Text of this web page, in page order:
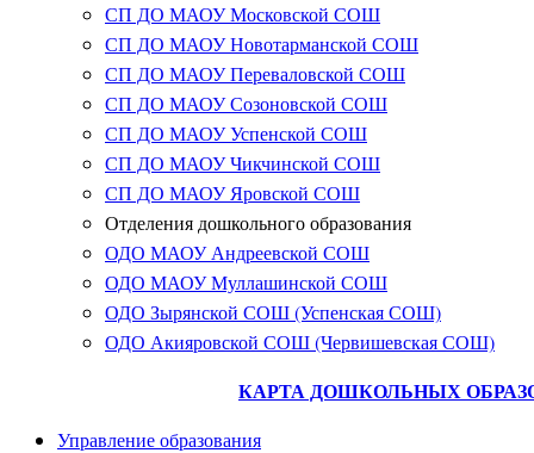
СП ДО МАОУ Московской СОШ
СП ДО МАОУ Новотарманской СОШ
СП ДО МАОУ Переваловской СОШ
СП ДО МАОУ Созоновской СОШ
СП ДО МАОУ Успенской СОШ
СП ДО МАОУ Чикчинской СОШ
СП ДО МАОУ Яровской СОШ
Отделения дошкольного образования
ОДО МАОУ Андреевской СОШ
ОДО МАОУ Муллашинской СОШ
ОДО Зырянской СОШ (Успенская СОШ)
ОДО Акияровской СОШ (Червишевская СОШ)
КАРТА ДОШКОЛЬНЫХ
Управление образования